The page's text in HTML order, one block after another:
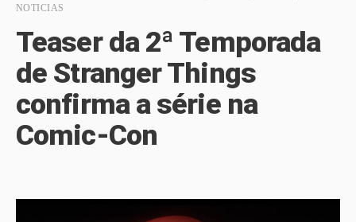
NOTICIAS
Teaser da 2ª Temporada
de Stranger Things
confirma a série na
Comic-Con